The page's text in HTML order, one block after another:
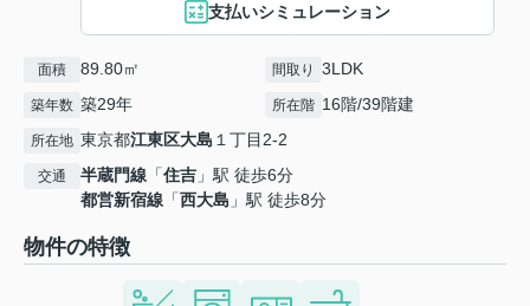
支払いシミュレーション
面積 89.80㎡ 間取り 3LDK
築年数 築29年 所在階 16階/39階建
所在地 東京都江東区大島 １丁目2-2
交通 半蔵門線 「住吉 」駅 徒歩6分
都営新宿線 「西大島 」駅 徒歩8分
物件の特徴